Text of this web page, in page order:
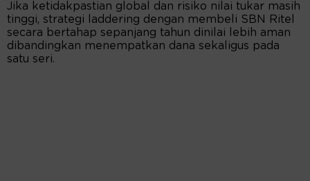
Jika ketidakpastian global dan risiko nilai tukar masih
tinggi, strategi laddering dengan membeli SBN Ritel
secara bertahap sepanjang tahun dinilai lebih aman
dibandingkan menempatkan dana sekaligus pada
satu seri.